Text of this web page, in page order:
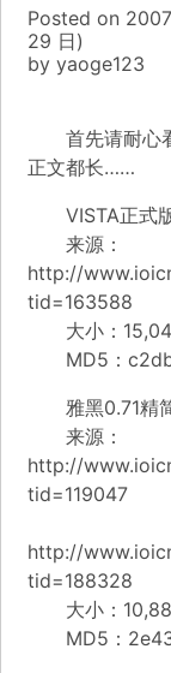
Posted on
29 日)
by yaoge123
首先请耐心看
正文都长……
VISTA正式版
来源：
http://
tid=163588
大小：
MD5：
雅黑0.71精
来源：
http://
tid=119047
http://
tid=188328
大小：
MD5：